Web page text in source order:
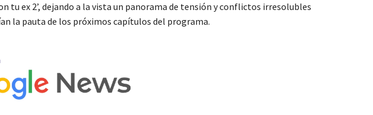
tu ex 2’, dejando a la vista un panorama de tensión y conflictos irresolubles
la pauta de los próximos capítulos del programa.